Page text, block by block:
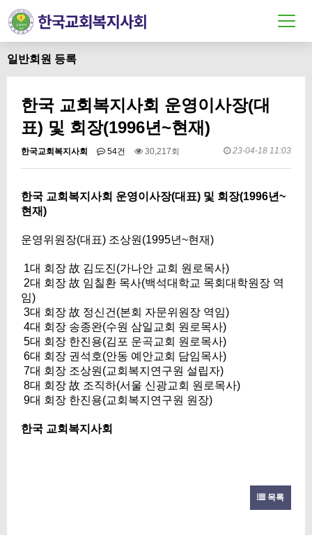
일반회원 등록
한국 교회복지사회 운영이사장(대
표) 및 회장(1996년~현재)
한국교회복지사회 54건 30,217회 23-04-18 11:03
한국 교회복지사회 운영이사장(대표) 및 회장(1996년~
현재)
운영위원장(대표) 조상원(1995년~현재)
1대 회장 故 김도진(가나안 교회 원로목사)
2대 회장 故 임칠환 목사(백석대학교 목회대학원장 역
임)
3대 회장 故 정신건(본회 자문위원장 역임)
4대 회장 송종완(수원 삼일교회 원로목사)
5대 회장 한진용(김포 운곡교회 원로목사)
6대 회장 권석호(안동 예안교회 담임목사)
7대 회장 조상원(교회복지연구원 설립자)
8대 회장 故 조직하(서울 신광교회 원로목사)
9대 회장 한진용(교회복지연구원 원장)
한국 교회복지사회
목록